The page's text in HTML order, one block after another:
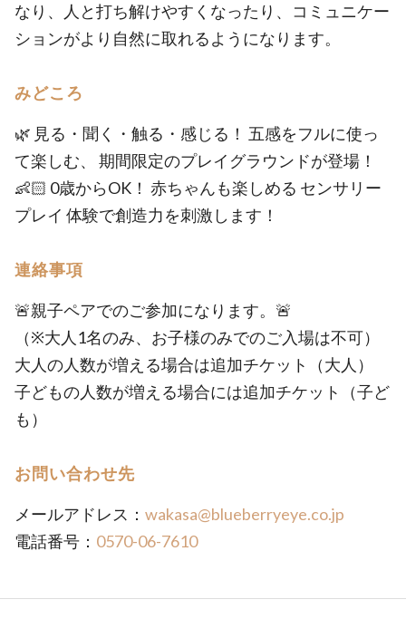
なり、人と打ち解けやすくなったり、コミュニケー
ションがより自然に取れるようになります。
みどころ
🌿 見る・聞く・触る・感じる！ 五感をフルに使っ
て楽しむ、 期間限定のプレイグラウンドが登場！
👶🏻 0歳からOK！ 赤ちゃんも楽しめる センサリー
プレイ 体験で創造力を刺激します！
連絡事項
🚨親子ペアでのご参加になります。🚨
（※大人1名のみ、お子様のみでのご入場は不可）
大人の人数が増える場合は追加チケット（大人）
子どもの人数が増える場合には追加チケット（子ど
も）
お問い合わせ先
メールアドレス： wakasa@blueberryeye.co.jp
電話番号： 0570-06-7610